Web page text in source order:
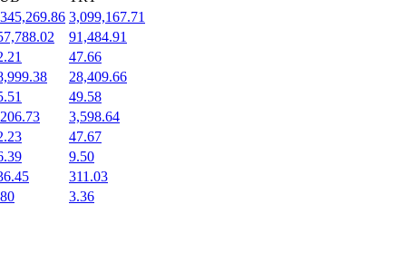
3,099,167.71
91,484.91
47.66
28,409.66
49.58
3,598.64
47.67
9.50
311.03
3.36